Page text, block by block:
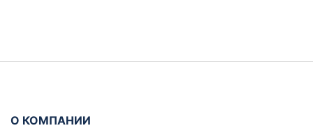
О КОМПАНИИ